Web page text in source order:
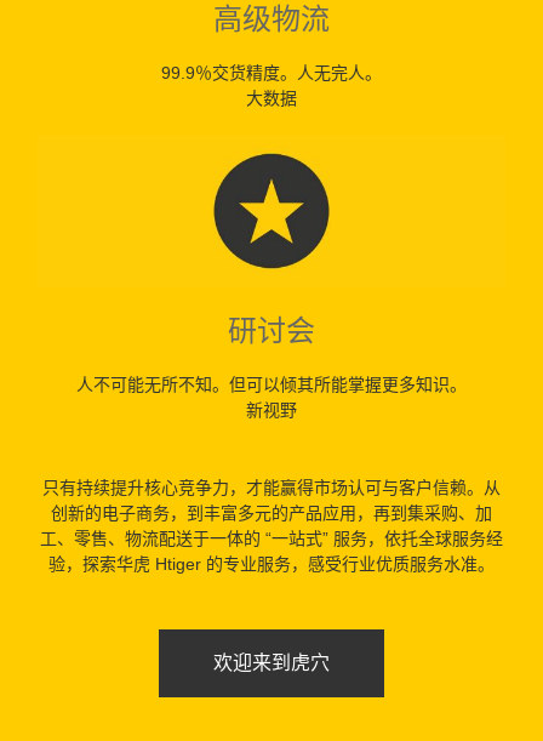
高级物流
99.9％交货精度。人无完人。
大数据
研讨会
人不可能无所不知。但可以倾其所能掌握更多知识。
新视野
只有持续提升核心竞争力，才能赢得市场认可与客户信赖。从
创新的电子商务，到丰富多元的产品应用，再到集采购、加
工、零售、物流配送于一体的 “一站式” 服务，依托全球服务经
验，探索华虎 Htiger 的专业服务，感受行业优质服务水准。
欢迎来到虎穴